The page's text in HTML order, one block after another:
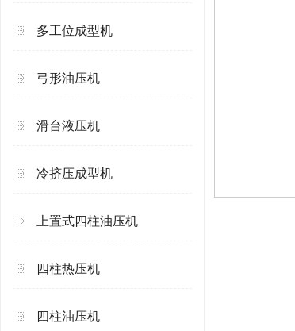
多工位成型机
弓形油压机
滑台液压机
冷挤压成型机
上置式四柱油压机
四柱热压机
四柱油压机